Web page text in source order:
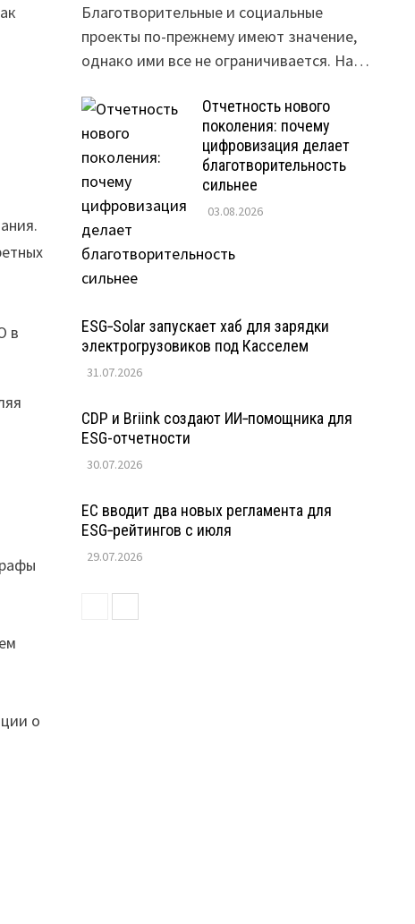
в
о
Благотворительные и социальные
проекты по-прежнему имеют значение,
однако ими все не ограничивается. На…
Отчетность нового
поколения: почему
цифровизация делает
благотворительность
сильнее
03.08.2026
ESG‑Solar запускает хаб для зарядки
электрогрузовиков под Касселем
31.07.2026
CDP и Briink создают ИИ‑помощника для
ESG-отчетности
30.07.2026
ЕС вводит два новых регламента для
ESG‑рейтингов с июля
29.07.2026